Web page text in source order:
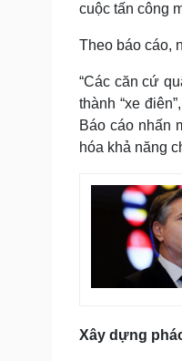
cuộc tấn công
Theo báo cáo,
“Các căn cứ
thành “xe
Báo cáo nhấn
hóa khả năng
Xây dựng